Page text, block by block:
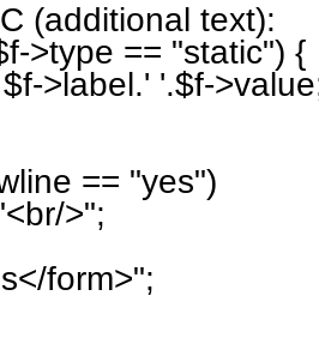
(additional text):
->type == "static") {
$f->label.' '.$f->value
== "yes")
>";
form>";